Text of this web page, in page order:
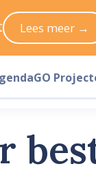
Lees meer →
GO